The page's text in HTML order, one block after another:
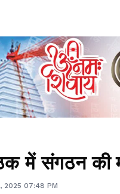
में संगठन की
2025 07:48 PM